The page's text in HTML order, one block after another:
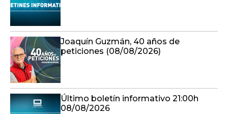
Joaquín Guzmán, 40 años de
peticiones (08/08/2026)
Último boletín informativo 21:00h
08/08/2026